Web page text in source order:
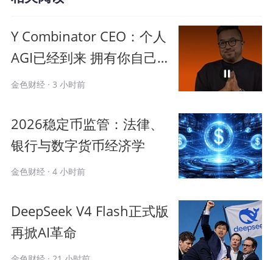
之一，即BTC占据整个加密市场资金的多
少。这个指标直接决定资金是在BTC里，
还是流向了山寨币。
Y Combinator CEO：个人
AGI已经到来 拥有你自己的
智能
金色财经 · 3 小时前
2026稳定币监管：法律、
银行与数字货币经济学
金色财经 · 4 小时前
DeepSeek V4 Flash正式版
再掀AI革命